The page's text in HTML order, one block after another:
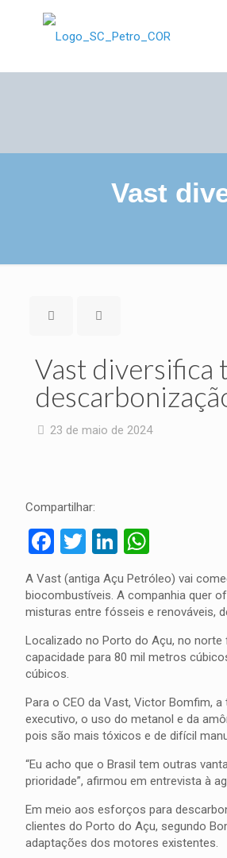
Vast
Vast diversifica
23 de maio de 2024
Compartilhar:
Facebook
TwitterLinkedIn
A Vast (antiga Açu Petróleo) vai
biocombustíveis. A companhia quer
misturas entre fósseis e renováveis,
Localizado no Porto do Açu, no norte
capacidade para 80 mil metros
cúbicos.
Para o CEO da Vast, Victor Bomfim,
executivo, o uso do metanol e da
pois são mais tóxicos e de difícil
“Eu acho que o Brasil tem outras
prioridade”, afirmou em entrevista à
Em meio aos esforços para
clientes do Porto do Açu, segundo
adaptações dos motores existentes.